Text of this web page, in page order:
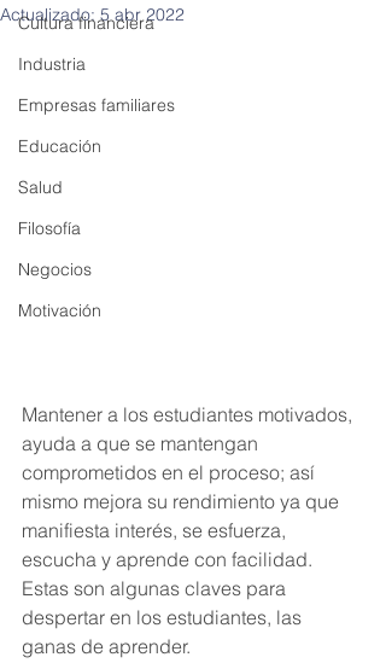
Cultura financiera
Industria
Empresas familiares
Educación
Salud
Filosofía
Negocios
Motivación
Actualizado:5 abr 2022
Mantener a los estudiantes motivados,
ayuda a que se mantengan
comprometidos en el proceso; así
mismo mejora su rendimiento ya que
manifiesta interés, se esfuerza,
escucha y aprende con facilidad.
Estas son algunas claves para
despertar en los estudiantes, las
ganas de aprender.